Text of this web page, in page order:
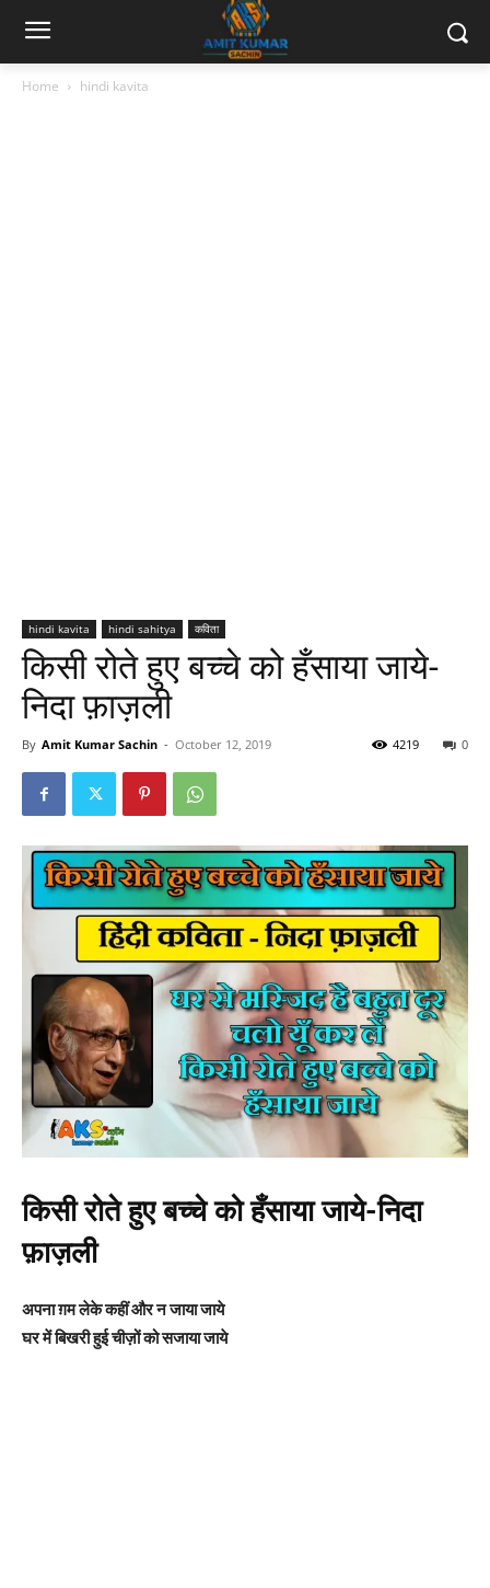
Home hindi kavita
hindi kavita hindi sahitya कविता
किसी रोते हुए बच्चे को हँसाया जाये-
निदा फ़ाज़ली
By Amit Kumar Sachin - October 12, 2019 0
4219
किसी रोते हुए बच्चे को हँसाया जाये-निदा
फ़ाज़ली
अपना ग़म लेके कहीं और न जाया जाये
घर में बिखरी हुई चीज़ों को सजाया जाये